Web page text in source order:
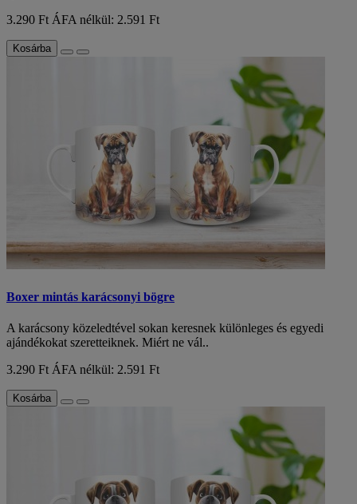
3.290 Ft ÁFA nélkül: 2.591 Ft
Kosárba
Boxer mintás karácsonyi bögre
A karácsony közeledtével sokan keresnek különleges és egyedi
ajándékokat szeretteiknek. Miért ne vál..
3.290 Ft ÁFA nélkül: 2.591 Ft
Kosárba